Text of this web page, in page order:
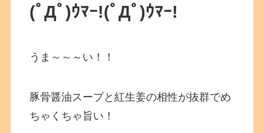
(ﾟДﾟ)ｳﾏｰ!(ﾟДﾟ)ｳﾏｰ!
うま～～～い！！
豚骨醤油スープと紅生姜の相性が抜群でめ
ちゃくちゃ旨い！